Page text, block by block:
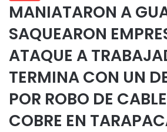
MANIATARON A
SAQUEARON
ATAQUE A
TERMINA CON UN
POR ROBO DE
COBRE EN